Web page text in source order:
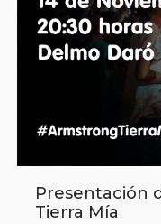
Presentación
Tierra Mía